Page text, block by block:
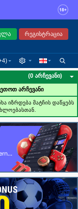
რეგისტრაცია
(0 არჩევანი)
არჩევანი
იზრდება მატჩის დაწყებს